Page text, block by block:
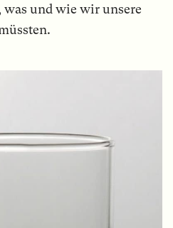
was und wie wir unsere